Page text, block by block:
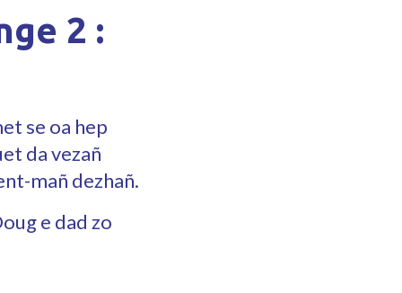
2 :
se oa hep
da vezañ
mañ dezhañ.
e dad zo